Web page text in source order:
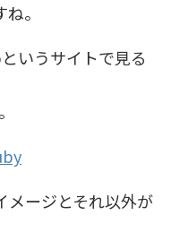
。
いうサイトで見る
メージとそれ以外が